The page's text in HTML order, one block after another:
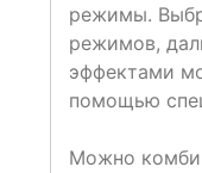
режимы.
режимов,
эффектами
помощью
Можно